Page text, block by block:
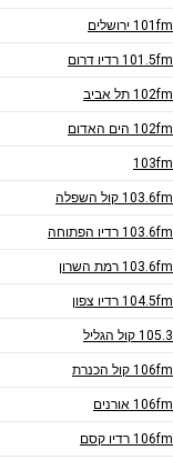
101fm ירושלים
101.5fm רדיו דרום
102fm תל אביב
102fm הים האדום
103fm
103.6fm קול השפלה
103.6fm רדיו הפתוחה
103.6fm רמת השרון
104.5fm רדיו צפון
105.3 קול הגליל
106fm קול הכנרת
106fm אורנים
106fm רדיו קסם